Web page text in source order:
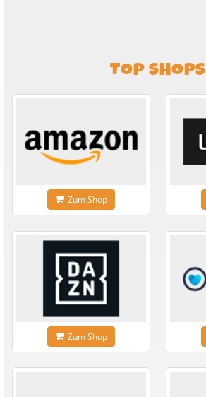
TOP SHOPS
Zum Shop
Zum Shop